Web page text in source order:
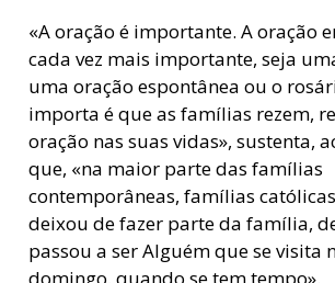
«A oração é importante. A oração
cada vez mais importante, seja
uma oração espontânea ou o
importa é que as famílias rezem,
oração nas suas vidas», sustenta,
que, «na maior parte das famílias
contemporâneas, famílias
deixou de fazer parte da família,
passou a ser Alguém que se visita